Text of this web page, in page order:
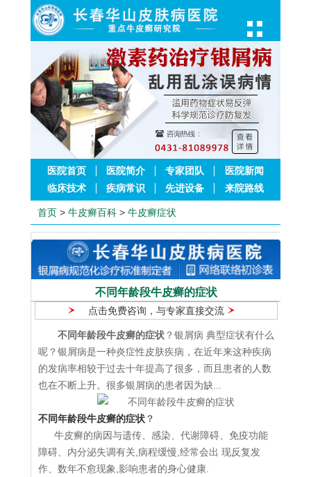
医院首页 医院简介 专家团队
医院新闻
临床技术
疾病常识 先进设备 来院路线
首页 > 牛皮癣百科 > 牛皮癣症状
不同年龄段牛皮癣的症状
点击免费咨询，与专家直接交流
不同年龄段牛皮癣的症状 ？银屑病 典型症状有什么
呢？银屑病是一种炎症性皮肤疾病，在近年来这种疾病
的发病率相较于过去十年提高了很多，而且患者的人数
也在不断上升。很多银屑病的患者因为缺...
不同年龄段牛皮癣的症状 ？
牛皮癣的病因与遗传、感染、代谢障碍、免疫功能
障碍、内分泌失调有关,病程缓慢,经常会出 现反复发
作、数年不愈现象,影响患者的身心健康.